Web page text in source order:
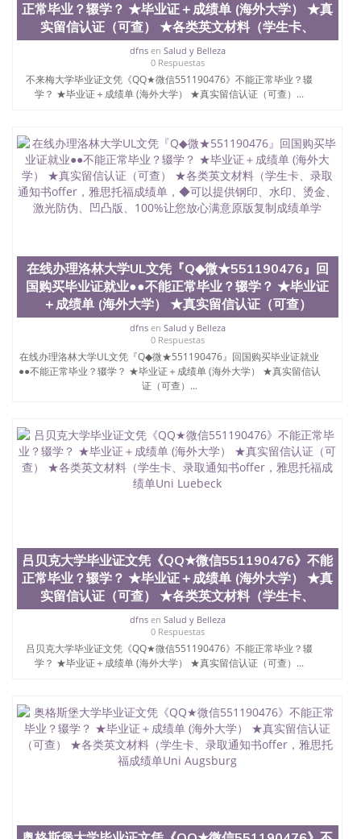
正常毕业？辍学？ ★毕业证＋成绩单 (海外大学） ★真
实留信认证（可查） ★各类英文材料（学生卡、
dfnsen Salud y Belleza
0 Respuestas
不来梅大学毕业证文凭《QQ★微信551190476》不能正常毕业？辍
学？ ★毕业证＋成绩单 (海外大学） ★真实留信认证（可查）...
在线办理洛林大学UL文凭『Q◆微★551190476』回
国购买毕业证就业●●不能正常毕业？辍学？ ★毕业证
＋成绩单 (海外大学） ★真实留信认证（可查）
dfnsen Salud y Belleza
0 Respuestas
在线办理洛林大学UL文凭『Q◆微★551190476』回国购买毕业证就业
●●不能正常毕业？辍学？ ★毕业证＋成绩单 (海外大学） ★真实留信认
证（可查）...
吕贝克大学毕业证文凭《QQ★微信551190476》不能
正常毕业？辍学？ ★毕业证＋成绩单 (海外大学） ★真
实留信认证（可查） ★各类英文材料（学生卡、
dfnsen Salud y Belleza
0 Respuestas
吕贝克大学毕业证文凭《QQ★微信551190476》不能正常毕业？辍
学？ ★毕业证＋成绩单 (海外大学） ★真实留信认证（可查）...